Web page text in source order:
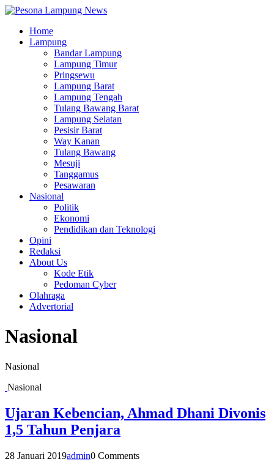
Home
Lampung
Bandar Lampung
Lampung Timur
Pringsewu
Lampung Barat
Lampung Tengah
Tulang Bawang Barat
Lampung Selatan
Pesisir Barat
Way Kanan
Tulang Bawang
Mesuji
Tanggamus
Pesawaran
Nasional
Politik
Ekonomi
Pendidikan dan Teknologi
Opini
Redaksi
About Us
Kode Etik
Pedoman Cyber
Olahraga
Advertorial
Nasional
Nasional
Nasional
Ujaran Kebencian, Ahmad Dhani Divonis
1,5 Tahun Penjara
28 Januari 2019admin0 Comments